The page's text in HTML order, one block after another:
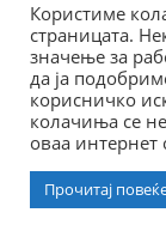
Користиме
страницата.
значење за
да ја
корисничко
колачиња се
оваа интернет
Прочитај